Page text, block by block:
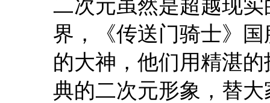
二次元虽然是超越现
界，《传送门骑士》
的大神，他们用精湛
典的二次元形象，替